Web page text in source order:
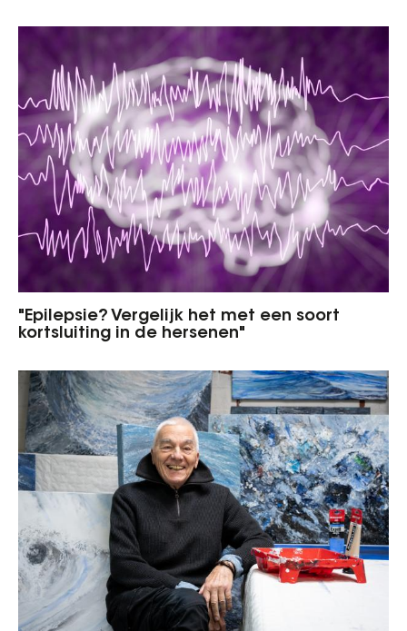
"Epilepsie? Vergelijk het met een soort
kortsluiting in de hersenen"